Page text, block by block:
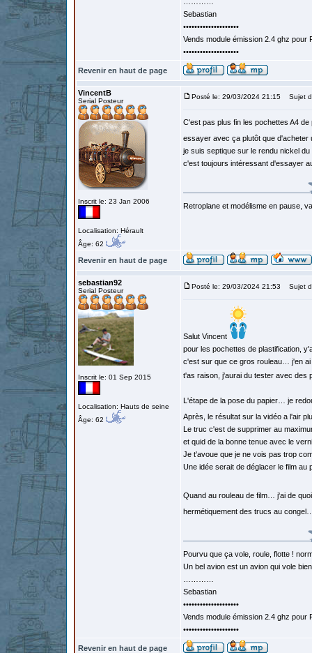
Sebastian
••••••••••••••••••••
Vends module émission 2.4 ghz
••••••••••••••••••••
Revenir en haut de page
VincentB
Serial Posteur
Inscrit le: 23 Jan 2006
Localisation: Hérault
Âge: 62
Posté le: 29/03/2024 21:15 Sujet
C'est pas plus fin les pochettes A4
essayer avec ça plutôt que d'acheter
je suis septique sur le rendu nickel
c'est toujours intéressant d'essayer
Retroplane et modélisme en pause,
Revenir en haut de page
sebastian92
Serial Posteur
Inscrit le: 01 Sep 2015
Localisation: Hauts de seine
Âge: 62
Posté le: 29/03/2024 21:53 Sujet
Salut Vincent
pour les pochettes de plastification,
c'est sur que ce gros rouleau… j'en
t'as raison, j'aurai du tester avec des
L'étape de la pose du papier… je
Après, le résultat sur la vidéo a l'air
Le truc c'est de supprimer au
et quid de la bonne tenue avec le
Je t'avoue que je ne vois pas trop
Une idée serait de déglacer le film
Quand au rouleau de film… j'ai de
hermétiquement des trucs au
Pourvu que ça vole, roule, flotte !
Un bel avion est un avion qui vole
Sebastian
••••••••••••••••••••
Vends module émission 2.4 ghz
••••••••••••••••••••
Revenir en haut de page